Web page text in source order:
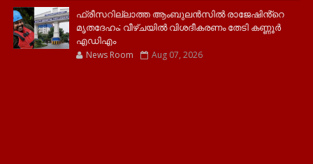
ഫ്രീസറില്ലാത്ത ആംബുലൻസിൽ രാജേഷിൻ്റെ
മൃതദേഹം; വീഴ്ചയിൽ വിശദീകരണം തേടി കണ്ണൂർ
എഡിഎം
News Room Aug 07, 2026